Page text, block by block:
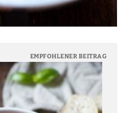
EMPFOHLENER BEITRAG